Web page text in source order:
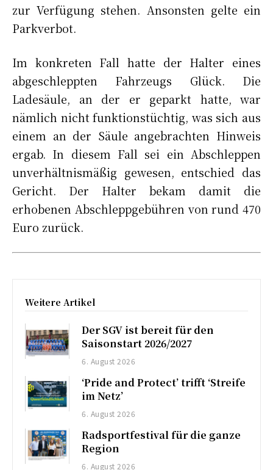
zur Verfügung stehen. Ansonsten gelte ein
Parkverbot.
Im konkreten Fall hatte der Halter eines
abgeschleppten Fahrzeugs Glück. Die
Ladesäule, an der er geparkt hatte, war
nämlich nicht funktionstüchtig, was sich aus
einem an der Säule angebrachten Hinweis
ergab. In diesem Fall sei ein Abschleppen
unverhältnismäßig gewesen, entschied das
Gericht. Der Halter bekam damit die
erhobenen Abschleppgebühren von rund 470
Euro zurück.
Weitere Artikel
Der SGV ist bereit für den
Saisonstart 2026/2027
6. August 2026
‘Pride and Protect’ trifft ‘Streife
im Netz’
6. August 2026
Radsportfestival für die ganze
Region
6. August 2026